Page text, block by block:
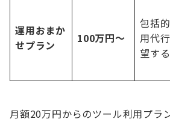
運用おまか
せプラン
100万円〜
包括
用代
望す
月額20万円からのツール利用プラ